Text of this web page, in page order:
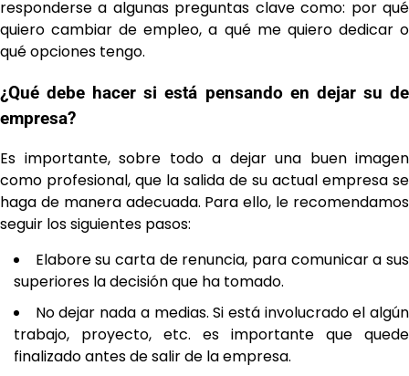
responderse a algunas preguntas clave como: por qué
quiero cambiar de empleo, a qué me quiero dedicar o
qué opciones tengo.
¿Qué debe hacer si está pensando en dejar su de
empresa?
Es importante, sobre todo a dejar una buen imagen
como profesional, que la salida de su actual empresa se
haga de manera adecuada. Para ello, le recomendamos
seguir los siguientes pasos:
Elabore su carta de renuncia, para comunicar a sus
superiores la decisión que ha tomado.
No dejar nada a medias. Si está involucrado el algún
trabajo, proyecto, etc. es importante que quede
finalizado antes de salir de la empresa.